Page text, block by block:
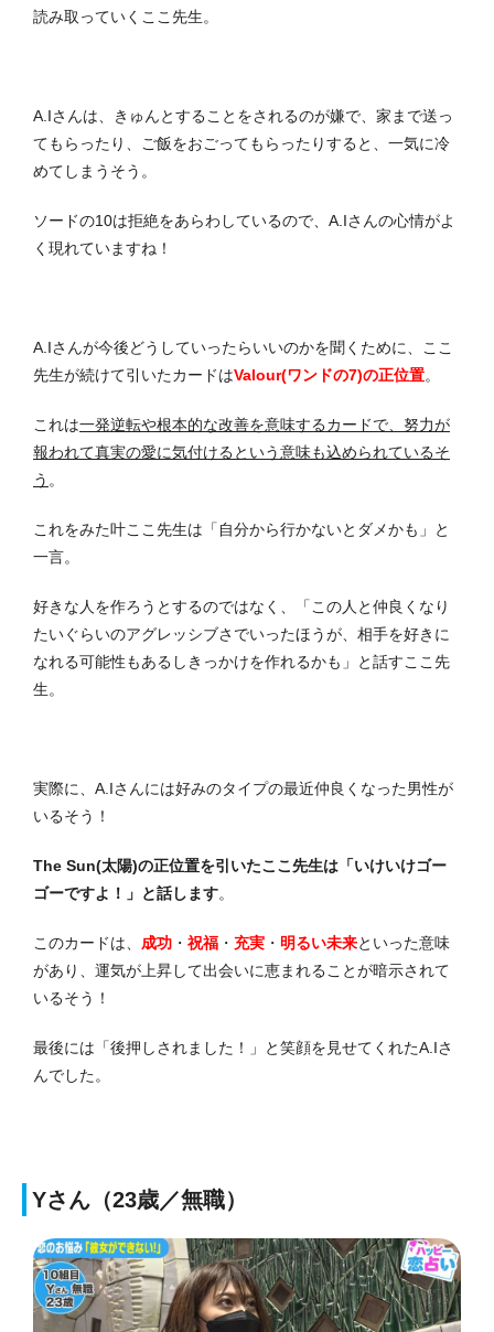
読み取っていくここ先生。
A.Iさんは、きゅんとすることをされるのが嫌で、家まで送っ
てもらったり、ご飯をおごってもらったりすると、一気に冷
めてしまうそう。
ソードの10は拒絶をあらわしているので、A.Iさんの心情がよ
く現れていますね！
A.Iさんが今後どうしていったらいいのかを聞くために、ここ
先生が続けて引いたカードはValour(ワンドの7)の正位置。
これは一発逆転や根本的な改善を意味するカードで、努力が
報われて真実の愛に気付けるという意味も込められているそ
う 。
これをみた叶ここ先生は「自分から行かないとダメかも」と
一言。
好きな人を作ろうとするのではなく、「この人と仲良くなり
たいぐらいのアグレッシブさでいったほうが、相手を好きに
なれる可能性もあるしきっかけを作れるかも」と話すここ先
生。
実際に、A.Iさんには好みのタイプの最近仲良くなった男性が
いるそう！
The Sun(太陽)の正位置を引いたここ先生は「いけいけゴー
ゴーですよ！」と話します。
このカードは、 成功 ・ 祝福 ・ 充実 ・ 明るい未来といった意味
があり、運気が上昇して出会いに恵まれることが暗示されて
いるそう！
最後には「後押しされました！」と笑顔を見せてくれたA.Iさ
んでした。
Yさん（23歳／無職）